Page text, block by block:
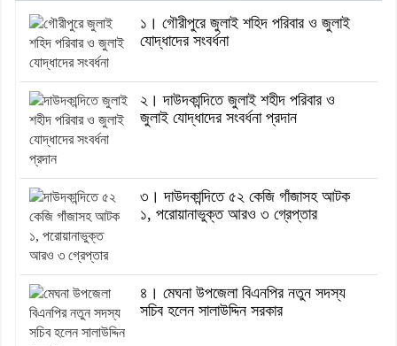
১। গৌরীপুরে জুলাই শহিদ পরিবার ও জুলাই
যোদ্ধাদের সংবর্ধনা
২। দাউদকান্দিতে জুলাই শহীদ পরিবার ও
জুলাই যোদ্ধাদের সংবর্ধনা প্রদান
৩। দাউদকান্দিতে ৫২ কেজি গাঁজাসহ আটক
১, পরোয়ানাভুক্ত আরও ৩ গ্রেপ্তার
৪। মেঘনা উপজেলা বিএনপির নতুন সদস্য
সচিব হলেন সালাউদ্দিন সরকার